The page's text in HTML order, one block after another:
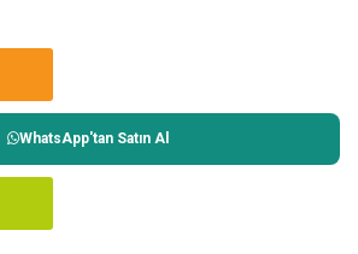
WhatsApp'tan Satın Al